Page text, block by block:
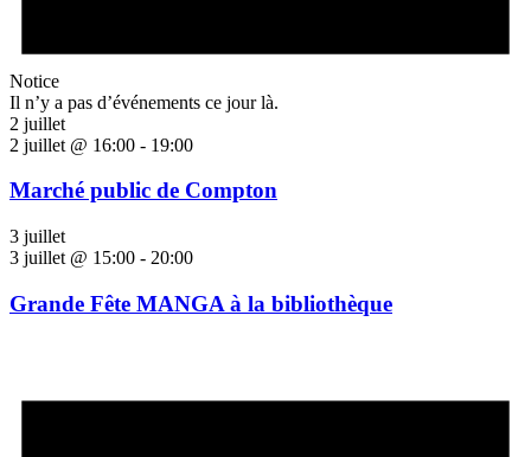
Notice
Il n’y a pas d’événements ce jour là.
2 juillet
2 juillet @ 16:00 - 19:00
Marché public de Compton
3 juillet
3 juillet @ 15:00 - 20:00
Grande Fête MANGA à la bibliothèque